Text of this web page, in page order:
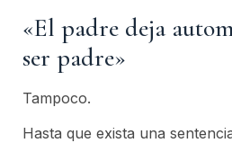
«El padre deja
ser padre»
Tampoco.
Hasta que exista una